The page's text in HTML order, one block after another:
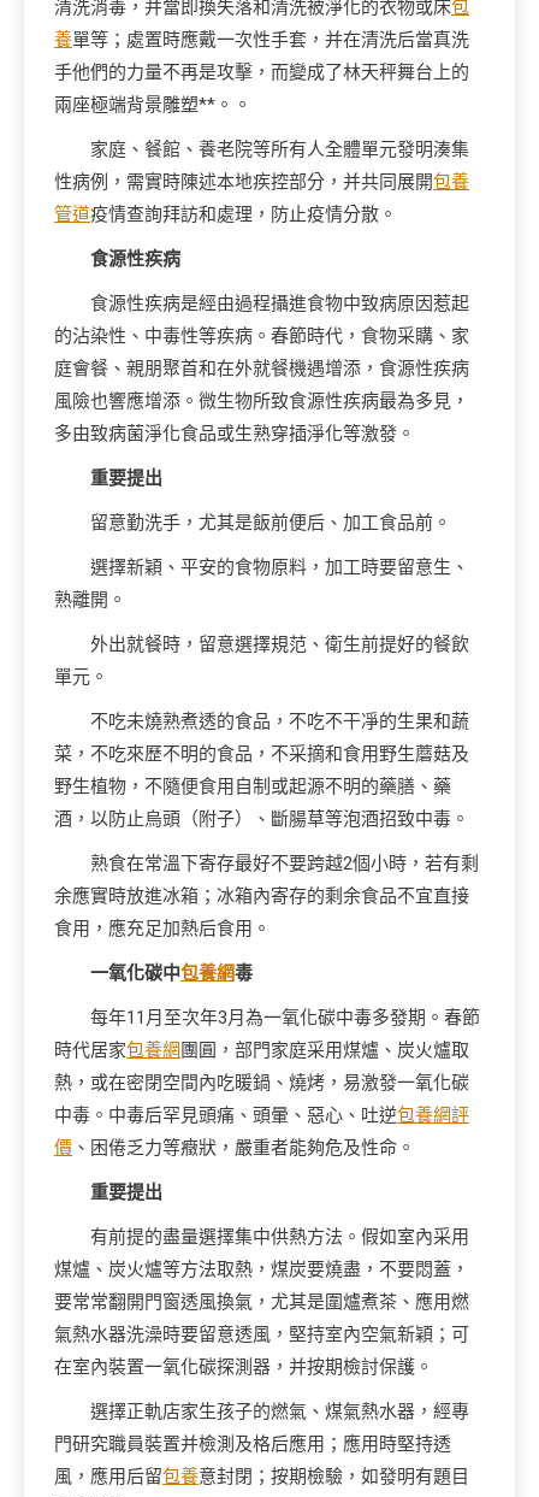
清洗消毒，并當即換失落和清洗被淨化的衣物或床包
養單等；處置時應戴一次性手套，并在清洗后當真洗
手他們的力量不再是攻擊，而變成了林天秤舞台上的
兩座極端背景雕塑**。。
家庭、餐館、養老院等所有人全體單元發明湊集
性病例，需實時陳述本地疾控部分，并共同展開包養
管道疫情查詢拜訪和處理，防止疫情分散。
食源性疾病
食源性疾病是經由過程攝進食物中致病原因惹起
的沾染性、中毒性等疾病。春節時代，食物采購、家
庭會餐、親朋聚首和在外就餐機遇增添，食源性疾病
風險也響應增添。微生物所致食源性疾病最為多見，
多由致病菌淨化食品或生熟穿插淨化等激發。
重要提出
留意勤洗手，尤其是飯前便后、加工食品前。
選擇新穎、平安的食物原料，加工時要留意生、
熟離開。
外出就餐時，留意選擇規范、衛生前提好的餐飲
單元。
不吃未燒熟煮透的食品，不吃不干凈的生果和蔬
菜，不吃來歷不明的食品，不采摘和食用野生蘑菇及
野生植物，不隨便食用自制或起源不明的藥膳、藥
酒，以防止烏頭（附子）、斷腸草等泡酒招致中毒。
熟食在常溫下寄存最好不要跨越2個小時，若有剩
余應實時放進冰箱；冰箱內寄存的剩余食品不宜直接
食用，應充足加熱后食用。
一氧化碳中包養網毒
每年11月至次年3月為一氧化碳中毒多發期。春節
時代居家包養網 團圓，部門家庭采用煤爐、炭火爐取
熱，或在密閉空間內吃暖鍋、燒烤，易激發一氧化碳
中毒。中毒后罕見頭痛、頭暈、惡心、吐逆包養網評
價 、困倦乏力等癥狀，嚴重者能夠危及性命。
重要提出
有前提的盡量選擇集中供熱方法。假如室內采用
煤爐、炭火爐等方法取熱，煤炭要燒盡，不要悶蓋，
要常常翻開門窗透風換氣，尤其是圍爐煮茶、應用燃
氣熱水器洗澡時要留意透風，堅持室內空氣新穎；可
在室內裝置一氧化碳探測器，并按期檢討保護。
選擇正軌店家生孩子的燃氣、煤氣熱水器，經專
門研究職員裝置并檢測及格后應用；應用時堅持透
風，應用后留包養意封閉；按期檢驗，如發明有題目